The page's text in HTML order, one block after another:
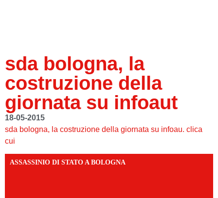
sda bologna, la
costruzione della
giornata su infoaut
18-05-2015
sda bologna, la costruzione della giornata su infoau. clica
cui
ASSASSINIO DI STATO A BOLOGNA